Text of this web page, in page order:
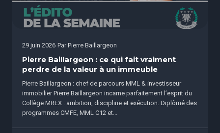
29 juin 2026 Par Pierre Baillargeon
Pierre Baillargeon : ce qui fait vraiment
perdre de la valeur à un immeuble
Pierre Baillargeon : chef de parcours MML & investisseur
immobilier Pierre Baillargeon incarne parfaitement l’esprit du
Collège MREX : ambition, discipline et exécution. Diplômé des
programmes CMFE, MML C12 et...